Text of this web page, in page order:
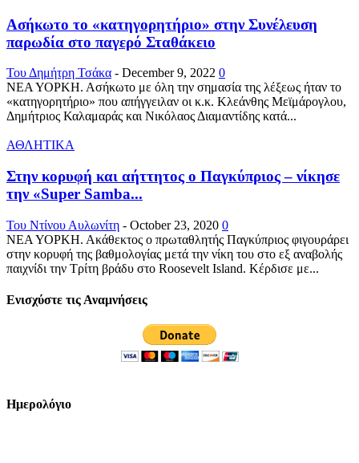
Ασήκωτο το «κατηγορητήριο» στην Συνέλευση
παρωδία στο παγερό Σταθάκειο
Του Δημήτρη Τσάκα - December 9, 2022 0
ΝΕΑ ΥΟΡΚΗ. Ασήκωτο με όλη την σημασία της λέξεως ήταν το
«κατηγορητήριο» που απήγγειλαν οι κ.κ. Κλεάνθης Μεϊμάρογλου,
Δημήτριος Καλαμαράς και Νικόλαος Διαμαντίδης κατά...
ΑΘΛΗΤΙΚΑ
Στην κορυφή και αήττητος ο Παγκύπριος – νίκησε
την «Super Samba...
Του Ντίνου Αυλωνίτη - October 23, 2020 0
ΝΕΑ ΥΟΡΚΗ. Ακάθεκτος ο πρωταθλητής Παγκύπριος φιγουράρει
στην κορυφή της βαθμολογίας μετά την νίκη του στο εξ αναβολής
παιχνίδι την Τρίτη βράδυ στο Roosevelt Island. Κέρδισε με...
Ενισχύστε τις Αναμνήσεις
Ημερολόγιο